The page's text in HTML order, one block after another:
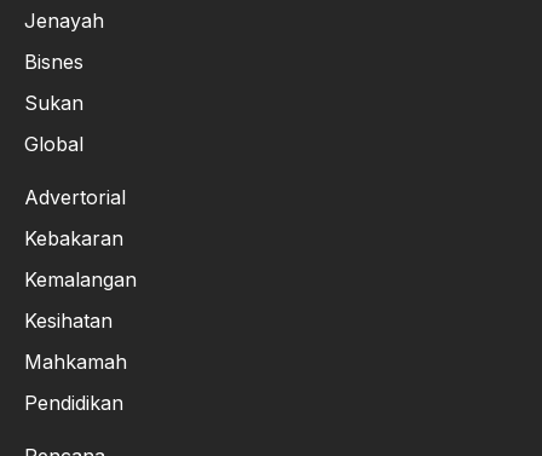
Jenayah
Bisnes
Sukan
Global
Advertorial
Kebakaran
Kemalangan
Kesihatan
Mahkamah
Pendidikan